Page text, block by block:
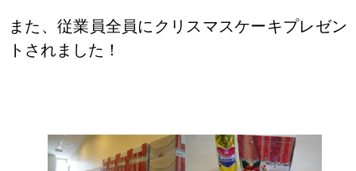
また、従業員全員にクリスマスケーキプレゼン
トされました！